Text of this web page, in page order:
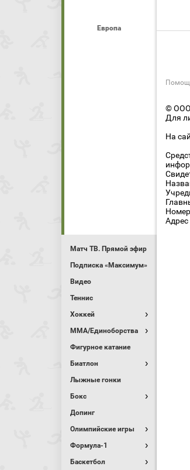
Европа
Матч ТВ. Прямой эфир
Подписка «Максимум»
Видео
Теннис
Хоккей
MMA/Единоборства
Фигурное катание
Биатлон
Лыжные гонки
Бокс
Допинг
Олимпийские игры
Формула-1
Баскетбол
© ООО
Для
На